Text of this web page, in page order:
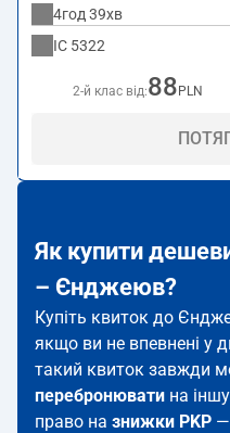
4год 39хв
IC 5322
2-й клас від:88 PLN
Як купити
– Єнджеюв?
Купіть квиток до
якщо ви не впевнені у
такий квиток завжди
перебронювати на
право на знижки PKP —